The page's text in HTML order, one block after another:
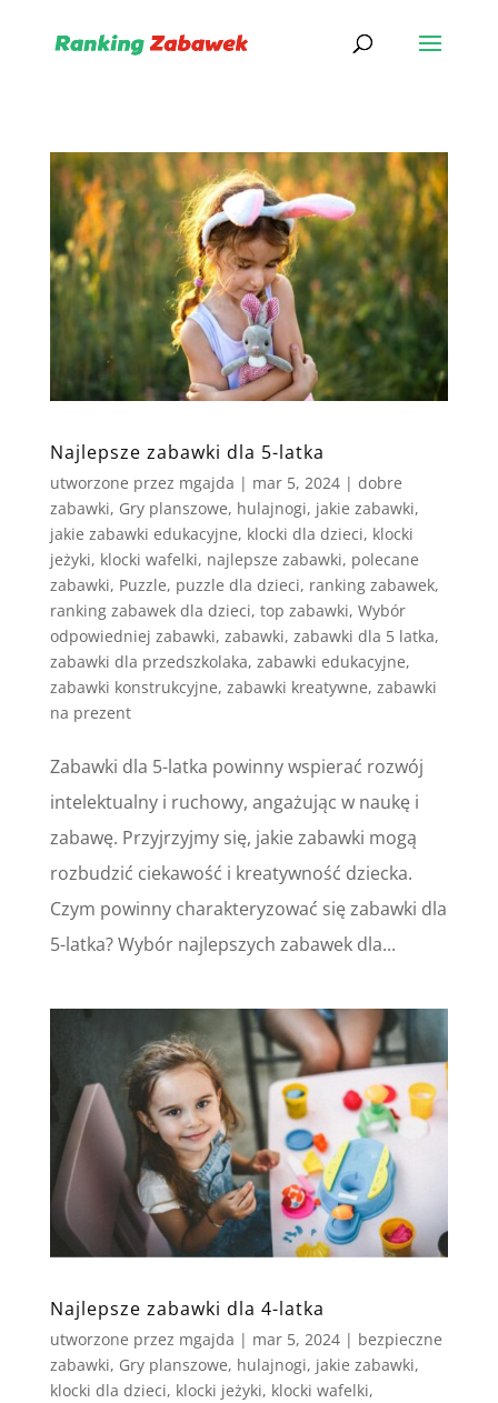
Najlepsze zabawki dla 5-latka
utworzone przez mgajda | mar 5, 2024| dobre
zabawki, Gry planszowe, hulajnogi, jakie zabawki,
jakie zabawki edukacyjne, klocki dla dzieci, klocki
jeżyki, klocki wafelki, najlepsze zabawki, polecane
zabawki, Puzzle, puzzle dla dzieci, ranking zabawek,
ranking zabawek dla dzieci, top zabawki, Wybór
odpowiedniej zabawki, zabawki, zabawki dla 5 latka,
zabawki dla przedszkolaka, zabawki edukacyjne,
zabawki konstrukcyjne, zabawki kreatywne, zabawki
na prezent
Zabawki dla 5-latka powinny wspierać rozwój
intelektualny i ruchowy, angażując w naukę i
zabawę. Przyjrzyjmy się, jakie zabawki mogą
rozbudzić ciekawość i kreatywność dziecka.
Czym powinny charakteryzować się zabawki dla
5-latka? Wybór najlepszych zabawek dla...
Najlepsze zabawki dla 4-latka
utworzone przez mgajda | mar 5, 2024| bezpieczne
zabawki, Gry planszowe, hulajnogi, jakie zabawki,
klocki dla dzieci, klocki jeżyki, klocki wafelki,